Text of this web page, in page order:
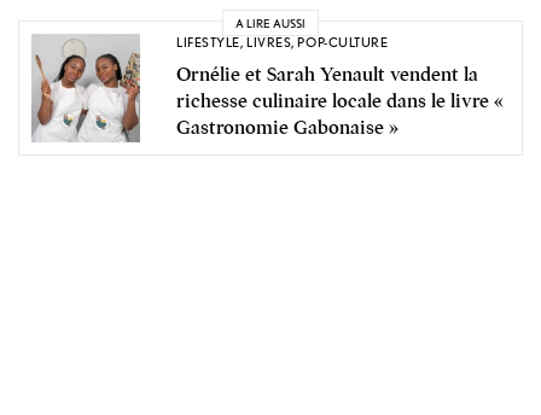
A LIRE AUSSI
LIFESTYLE,LIVRES,POP-CULTURE
Ornélie et Sarah Yenault vendent la
richesse culinaire locale dans le livre «
Gastronomie Gabonaise »